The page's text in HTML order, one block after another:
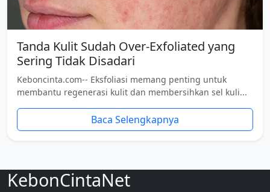
Tanda Kulit Sudah Over-Exfoliated yang
Sering Tidak Disadari
Keboncinta.com-- Eksfoliasi memang penting untuk
membantu regenerasi kulit dan membersihkan sel kuli...
Baca Selengkapnya
KebonCintaNet